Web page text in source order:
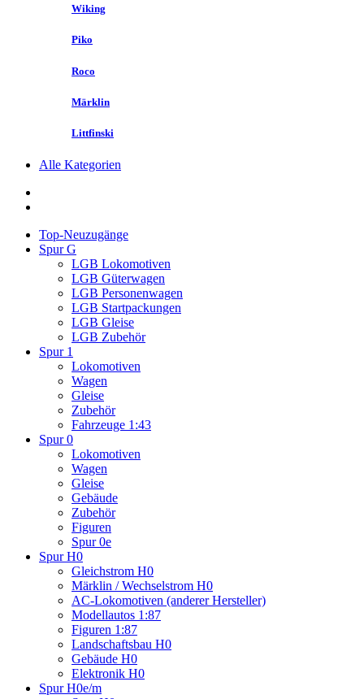
Wiking
Piko
Roco
Märklin
Littfinski
Alle Kategorien
Top-Neuzugänge
Spur G
LGB Lokomotiven
LGB Güterwagen
LGB Personenwagen
LGB Startpackungen
LGB Gleise
LGB Zubehör
Spur 1
Lokomotiven
Wagen
Gleise
Zubehör
Fahrzeuge 1:43
Spur 0
Lokomotiven
Wagen
Gleise
Gebäude
Zubehör
Figuren
Spur 0e
Spur H0
Gleichstrom H0
Märklin / Wechselstrom H0
AC-Lokomotiven (anderer Hersteller)
Modellautos 1:87
Figuren 1:87
Landschaftsbau H0
Gebäude H0
Elektronik H0
Spur H0e/m